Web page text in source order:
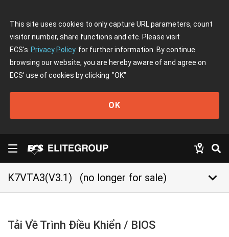
This site uses cookies to only capture URL parameters, count
visitor number, share functions and etc. Please visit
ECS's Privacy Policy for further information. By continue
browsing our website, you are hereby aware of and agree on
ECS' use of cookies by clicking "OK"
OK
K7VTA3(V3.1) (no longer for sale) keyboard_arrow_down
Tải Về Trình Điều Khiển / BIOS